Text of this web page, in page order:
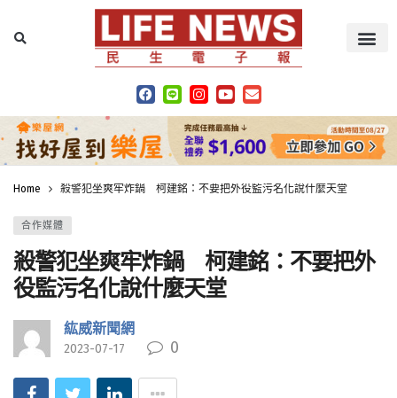
Home 殺警犯坐爽牢炸鍋 柯建銘：不要把外役監污名化說什麼天堂
合作媒體
殺警犯坐爽牢炸鍋 柯建銘：不要把外
役監污名化說什麼天堂
紘威新聞網
2023-07-17 0